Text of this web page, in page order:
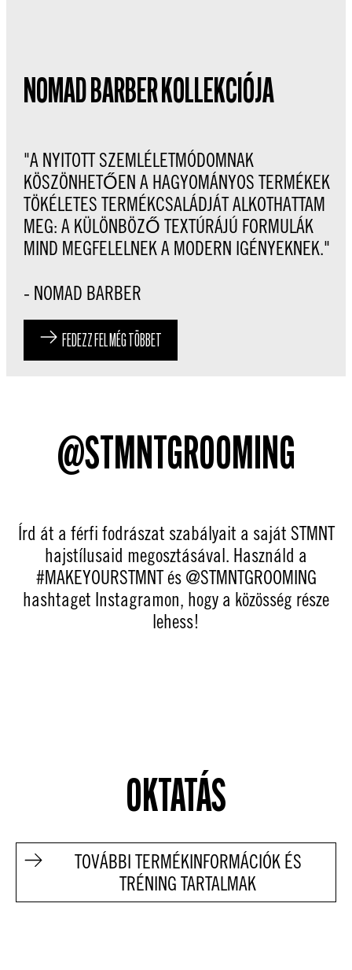
NOMAD BARBER KOLLEKCIÓJA
"A NYITOTT SZEMLÉLETMÓDOMNAK
KÖSZÖNHETŐEN A HAGYOMÁNYOS TERMÉKEK
TÖKÉLETES TERMÉKCSALÁDJÁT ALKOTHATTAM
MEG: A KÜLÖNBÖZŐ TEXTÚRÁJÚ FORMULÁK
MIND MEGFELELNEK A MODERN IGÉNYEKNEK."
- NOMAD BARBER
FEDEZZ FEL MÉG TÖBBET
@STMNTGROOMING
Írd át a férfi fodrászat szabályait a saját STMNT
hajstílusaid megosztásával. Használd a
#MAKEYOURSTMNT és @STMNTGROOMING
hashtaget Instagramon, hogy a közösség része
lehess!
OKTATÁS
TOVÁBBI TERMÉKINFORMÁCIÓK ÉS
TRÉNING TARTALMAK